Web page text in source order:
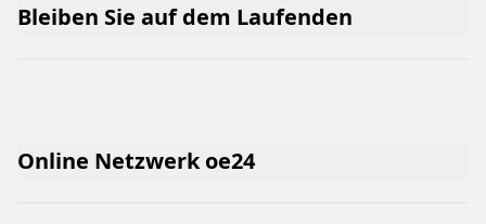
Online Netzwerk oe24
Bleiben Sie auf dem Laufenden